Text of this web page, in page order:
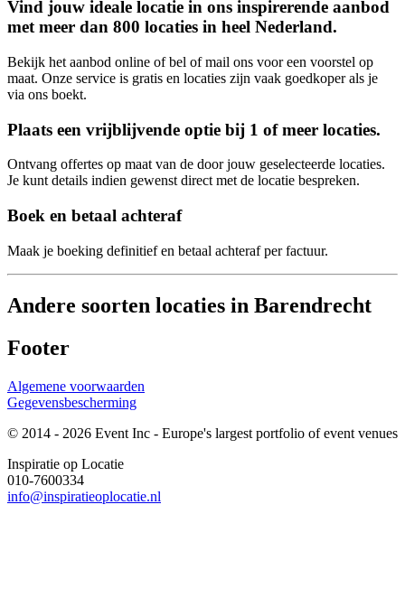
Vind jouw ideale locatie in ons inspirerende aanbod
met meer dan 800 locaties in heel Nederland.
Bekijk het aanbod online of bel of mail ons voor een voorstel op
maat. Onze service is gratis en locaties zijn vaak goedkoper als je
via ons boekt.
Plaats een vrijblijvende optie bij 1 of meer locaties.
Ontvang offertes op maat van de door jouw geselecteerde locaties.
Je kunt details indien gewenst direct met de locatie bespreken.
Boek en betaal achteraf
Maak je boeking definitief en betaal achteraf per factuur.
Andere soorten locaties in Barendrecht
Footer
Algemene voorwaarden
Gegevensbescherming
© 2014 - 2026 Event Inc - Europe's largest portfolio of event venues
Inspiratie op Locatie
010-7600334
info@inspiratieoplocatie.nl